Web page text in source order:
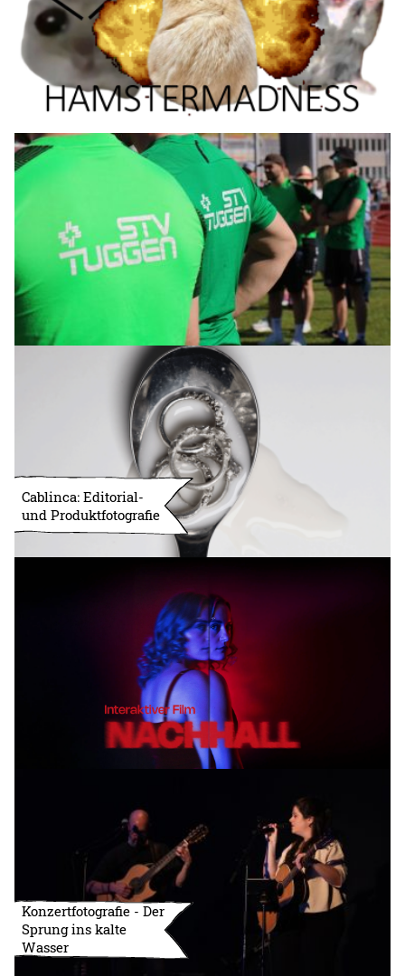
Cablinca: Editorial-
und Produktfotografie
Konzertfotografie - Der
Sprung ins kalte
Wasser